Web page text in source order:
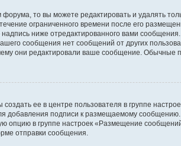
то вы можете редактировать и удалять
ограниченного времени после его
ниже отредактированного вами
сообщения нет сообщений от других
они редактировали ваше сообщение.
ее в центре пользователя в группе
добавления подписи к размещаемому
в группе настроек «Размещение
отправки сообщения.